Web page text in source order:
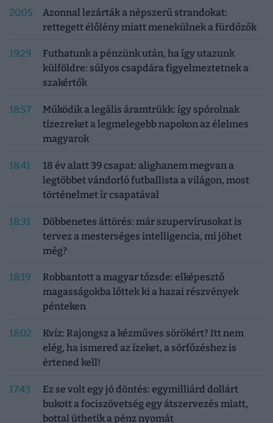
20:05
Azonnal lezárták a népszerű strandokat:
rettegett élőlény miatt menekülnek a fürdőzők
19:29
Futhatunk a pénzünk után, ha így utazunk
külföldre: súlyos csapdára figyelmeztetnek a
szakértők
18:57
Működik a legális áramtrükk: így spórolnak
tízezreket a legmelegebb napokon az élelmes
magyarok
18:41
18 év alatt 39 csapat: alighanem megvan a
legtöbbet vándorló futballista a világon, most
történelmet ír csapatával
18:31
Döbbenetes áttörés: már szupervírusokat is
tervez a mesterséges intelligencia, mi jöhet
még?
18:19
Robbantott a magyar tőzsde: elképesztő
magasságokba lőttek ki a hazai részvények
pénteken
18:02
Kvíz: Rajongsz a kézműves sörökért? Itt nem
elég, ha ismered az ízeket, a sörfőzéshez is
értened kell!
17:43
Ez se volt egy jó döntés: egymilliárd dollárt
bukott a fociszövetség egy átszervezés miatt,
bottal üthetik a pénz nyomát